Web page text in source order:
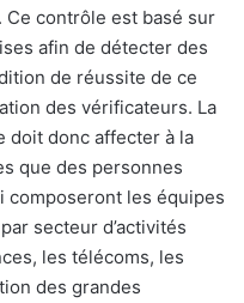
Ce contrôle est basé sur
afin de détecter des
de réussite de ce
des vérificateurs. La
doit donc affecter à la
que des personnes
composeront les équipes
secteur d’activités
les télécoms, les
des grandes